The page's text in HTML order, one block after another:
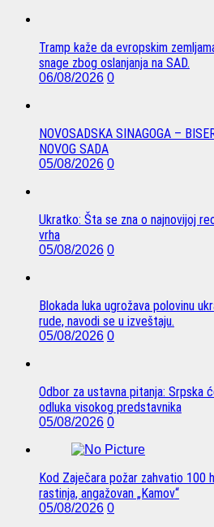
Tramp kaže da evropskim
snage zbog oslanjanja na SAD.
06/08/2026 0
NOVOSADSKA SINAGOGA –
NOVOG SADA
05/08/2026 0
Ukratko: Šta se zna o najnovijoj
vrha
05/08/2026 0
Blokada luka ugrožava polovinu
rude, navodi se u izveštaju.
05/08/2026 0
Odbor za ustavna pitanja: Srpska
odluka visokog predstavnika
05/08/2026 0
Kod Zaječara požar zahvatio 100
rastinja, angažovan „Kamov“
05/08/2026 0